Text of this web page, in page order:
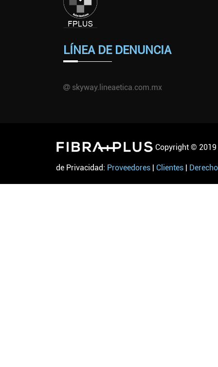
LÍNEA DE DENUNCIA
skyway.lineaetica.com.mx
Copyright ©
de Privacidad: Proveedores Clientes